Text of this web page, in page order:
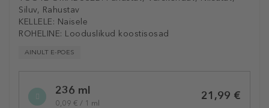
Siluv, Rahustav
KELLELE: Naisele
ROHELINE: Looduslikud koostisosad
AINULT E-POES
variation236 ml
0,09 € / 1 ml
21,99 €